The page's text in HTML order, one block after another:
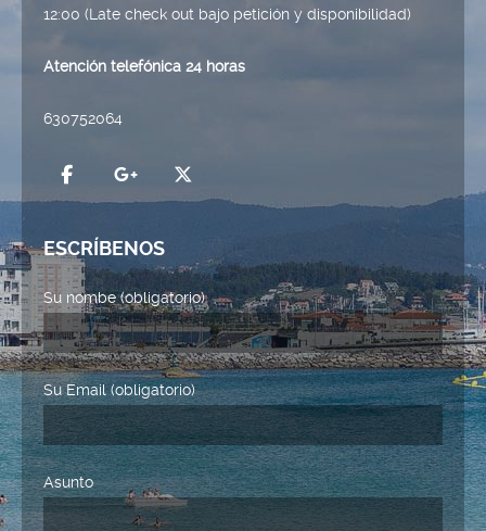
12:00 (Late check out bajo petición y disponibilidad)
Atención telefónica 24 horas
630752064
ESCRÍBENOS
Su nombe (obligatorio)
Su Email (obligatorio)
Asunto